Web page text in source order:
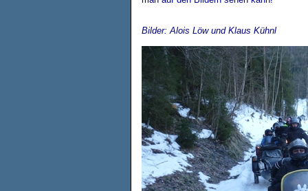
Bilder: Alois Löw und Klaus Kühnl